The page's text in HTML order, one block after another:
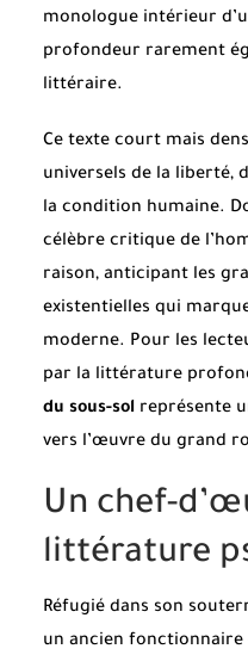
monologue intérieur
profondeur rarement
littéraire.
Ce texte court mais
universels de la liberté,
la condition humaine.
célèbre critique de
raison, anticipant les
existentielles qui
moderne. Pour les
par la littérature
du sous-sol représente
vers l’œuvre du grand
Un chef-
littérature
Réfugié dans son
un ancien fonctionnaire